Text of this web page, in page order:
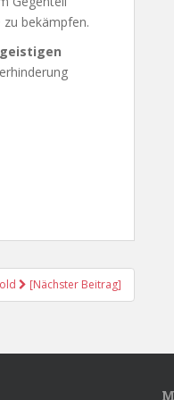
bekämpfen.
geistigen
[Nächster Beitrag]